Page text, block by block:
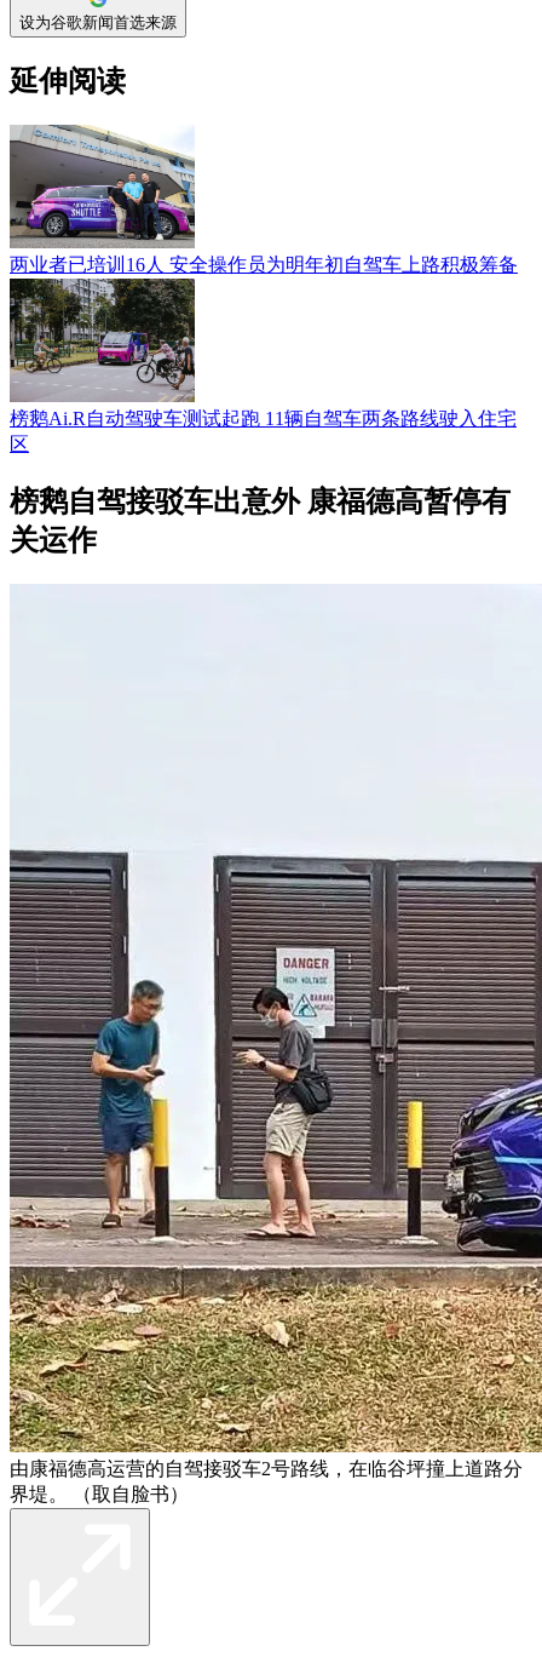
设为谷歌新闻首选来源
延伸阅读
两业者已培训16人 安全操作员为明年初自驾车上路积极筹备
榜鹅Ai.R自动驾驶车测试起跑 11辆自驾车两条路线驶入住宅
区
榜鹅自驾接驳车出意外 康福德高暂停有
关运作
由康福德高运营的自驾接驳车2号路线，在临谷坪撞上道路分
界堤。 （取自脸书）